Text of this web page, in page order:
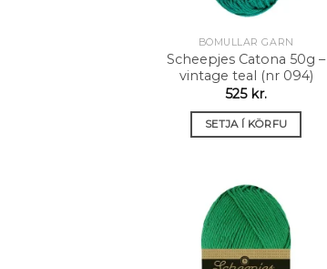
BÓMULLAR GARN
Scheepjes Catona 50g –
vintage teal (nr 094)
525 kr.
SETJA Í KÖRFU